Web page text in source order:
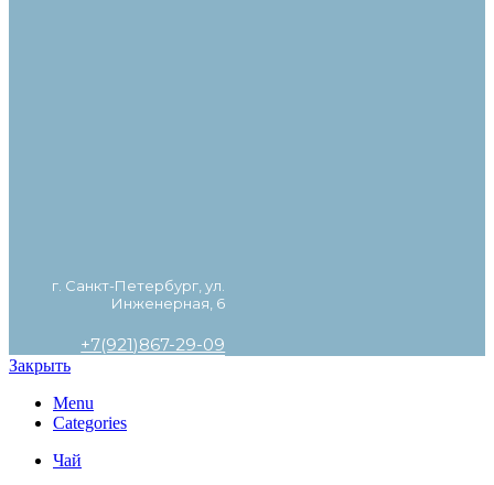
г. Санкт-Петербург, ул.
Инженерная, 6
+7(921)867-29-09
Закрыть
Menu
Categories
Чай